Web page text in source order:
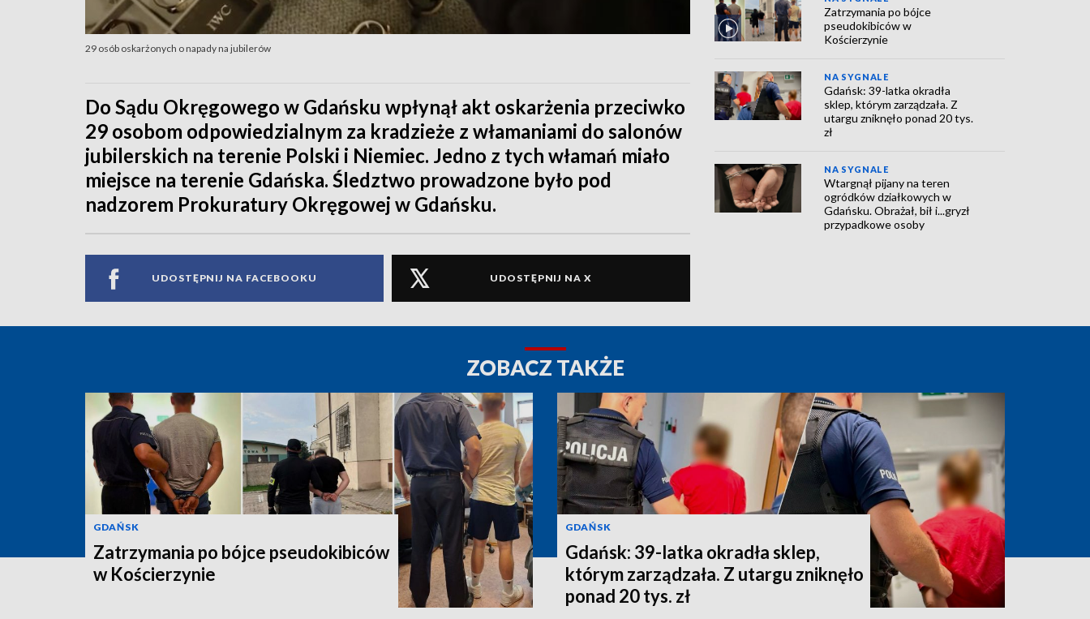
29 osób oskarżonych o napady na jubilerów
Do Sądu Okręgowego w Gdańsku wpłynął akt oskarżenia przeciwko
29 osobom odpowiedzialnym za kradzieże z włamaniami do salonów
jubilerskich na terenie Polski i Niemiec. Jedno z tych włamań miało
miejsce na terenie Gdańska. Śledztwo prowadzone było pod
nadzorem Prokuratury Okręgowej w Gdańsku.
UDOSTĘPNIJ NA FACEBOOKU UDOSTĘPNIJ NA X
Zatrzymania po bójce
pseudokibiców w
Kościerzynie
NA SYGNALE
Gdańsk: 39-latka okradła
sklep, którym zarządzała. Z
utargu zniknęło ponad 20 tys.
zł
NA SYGNALE
Wtargnął pijany na teren
ogródków działkowych w
Gdańsku. Obrażał, bił i...gryzł
przypadkowe osoby
ZOBACZ TAKŻE
GDAŃSK
Zatrzymania po bójce pseudokibiców
w Kościerzynie
GDAŃSK
Gdańsk: 39-latka okradła sklep,
którym zarządzała. Z utargu zniknęło
ponad 20 tys. zł